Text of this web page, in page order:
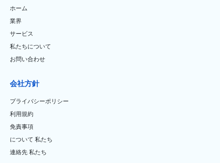
ホーム
業界
サービス
私たちについて
お問い合わせ
会社方針
プライバシーポリシー
利用規約
免責事項
について 私たち
連絡先 私たち